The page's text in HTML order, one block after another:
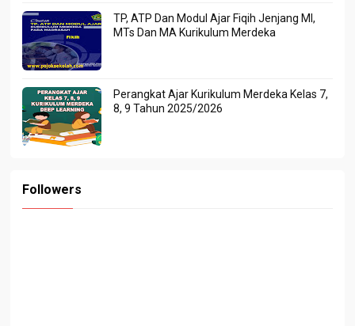
TP, ATP Dan Modul Ajar Fiqih Jenjang MI,
MTs Dan MA Kurikulum Merdeka
Perangkat Ajar Kurikulum Merdeka Kelas 7,
8, 9 Tahun 2025/2026
Followers